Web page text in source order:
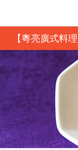
【粵亮廣式料
8